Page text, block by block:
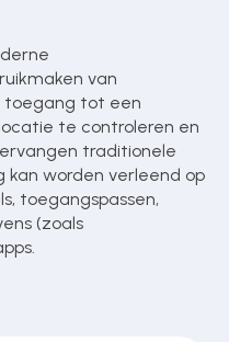
van
toegang tot een
te controleren en
traditionele
kan worden verleend op
toegangspassen,
(zoals